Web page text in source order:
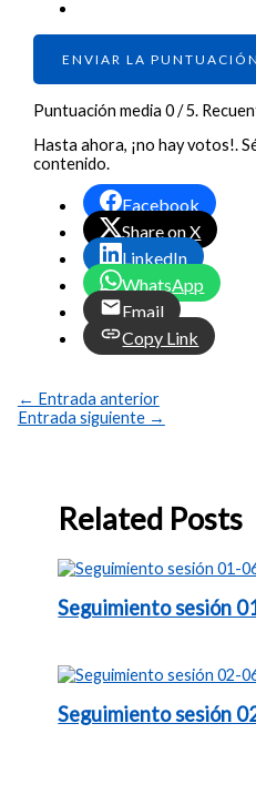
ENVIAR LA PUNTUACIÓN
Puntuación media0/ 5.
Hasta ahora, ¡no hay votos!.
contenido.
Facebook
Share on X
LinkedIn
WhatsApp
Email
Copy Link
← Entrada anterior
Entrada siguiente →
Related Posts
Seguimiento sesión
Seguimiento sesión